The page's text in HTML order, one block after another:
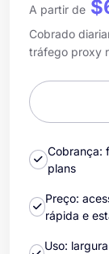
A partir de
Cobrado
tráfego proxy
Cobrança:
plans
Preço:
rápida e
Uso: